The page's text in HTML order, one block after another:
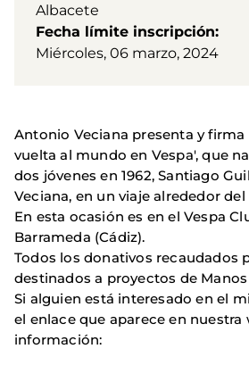
Albacete
Fecha límite inscripción
Miércoles, 06 marzo, 2024
Antonio Veciana presenta y firma
vuelta al mundo en Vespa', que
dos jóvenes en 1962, Santiago
Veciana, en un viaje alrededor
En esta ocasión es en el Vespa
Barrameda (Cádiz).
Todos los donativos recaudados
destinados a proyectos de
Si alguien está interesado en el
el enlace que aparece en nuestra
información: